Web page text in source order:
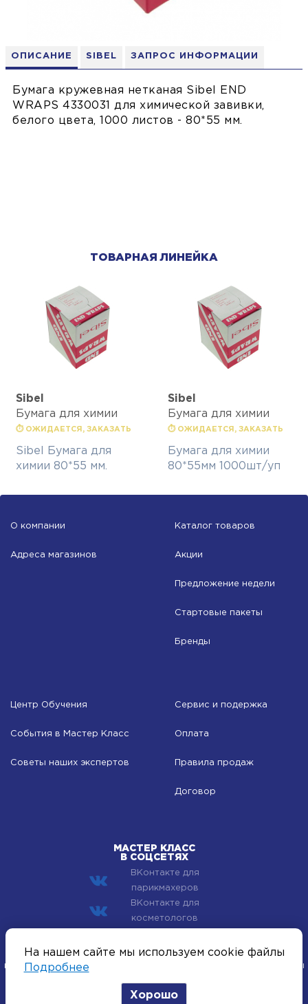
ОПИСАНИЕ SIBEL ЗАПРОС ИНФОРМАЦИИ
Бумага кружевная нетканая Sibel END
WRAPS 4330031 для химической завивки,
белого цвета, 1000 листов - 80*55 мм.
ТОВАРНАЯ ЛИНЕЙКА
Sibel
Бумага для химии
⏱ ОЖИДАЕТСЯ, ЗАКАЗАТЬ
Sibel Бумага для
химии 80*55 мм.
Sibel
Бумага для химии
⏱ ОЖИДАЕТСЯ, ЗАКАЗАТЬ
Бумага для химии
80*55мм 1000шт/уп
О компании
Адреса магазинов
Каталог товаров
Акции
Предложение недели
Стартовые пакеты
Бренды
Центр Обучения
События в Мастер Класс
Советы наших экспертов
Сервис и подержка
Оплата
Правила продаж
Договор
МАСТЕР КЛАСС
В СОЦСЕТЯХ
ВКонтакте для
парикмахеров
ВКонтакте для
косметологов
© 2002–2026 Компания Мастер Класс - профессиональная
косметика для лица, тела и волос. Все хиты индустрии красоты
На нашем сайте мы используем cookie файлы
Подробнее
Хорошо